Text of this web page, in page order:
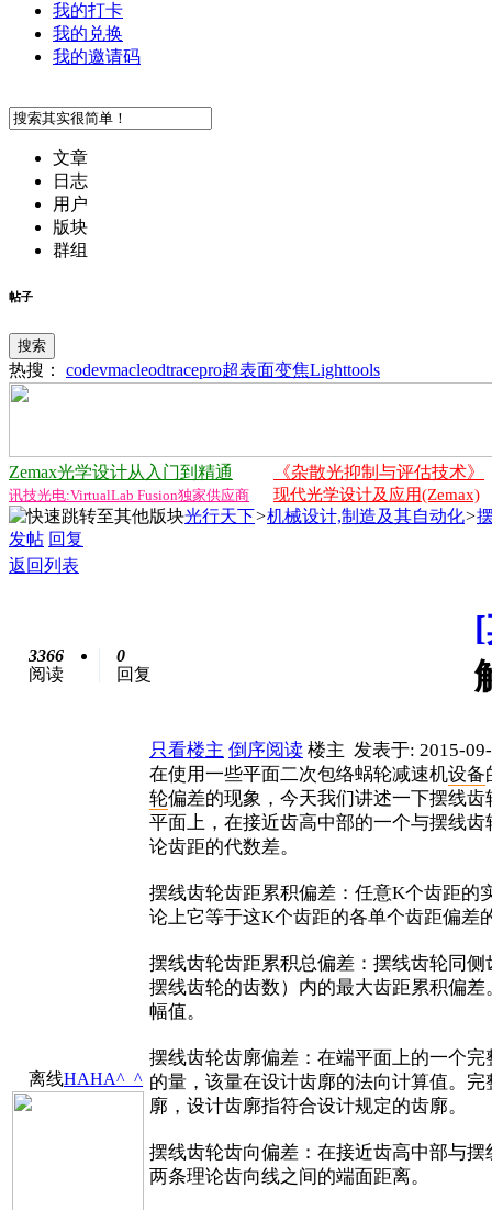
我的打卡
我的兑换
我的邀请码
文章
日志
用户
版块
群组
帖子
搜索
热搜： codevmacleodtracepro超表面变焦Lighttools
Zemax光学设计从入门到精通 《杂散光抑制与评估技术》
讯技光电:VirtualLab Fusion独家供应商 现代光学设计及应用(Zemax)
光行天下>机械设计,制造及其自动化>
发帖 回复
返回列表
3366
阅读
0
回复
离线HAHA^_^
只看楼主 倒序阅读 楼主 发表于: 2015-
在使用一些平面二次包络蜗轮减速机设备
轮偏差的现象，今天我们讲述一下摆线
平面上，在接近齿高中部的一个与摆线
论齿距的代数差。
摆线齿轮齿距累积偏差：任意K个齿距的
论上它等于这K个齿距的各单个齿距偏
摆线齿轮齿距累积总偏差：摆线齿轮同
摆线齿轮的齿数）内的最大齿距累积偏
幅值。
摆线齿轮齿廓偏差：在端平面上的一个
的量，该量在设计齿廓的法向计算值。
廓，设计齿廓指符合设计规定的齿廓。
摆线齿轮齿向偏差：在接近齿高中部与
两条理论齿向线之间的端面距离。